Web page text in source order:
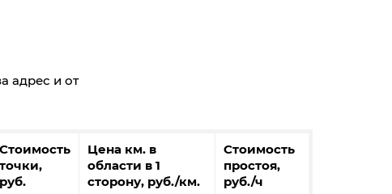
адрес и от
Стоимость
точки,
руб.
Цена км. в
области в 1
сторону, руб./км.
Стоимость
простоя,
руб./ч